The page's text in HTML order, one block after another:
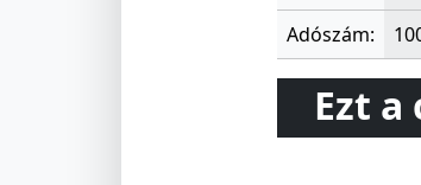
Adószám:
Ezt